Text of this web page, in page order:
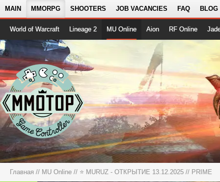
MAIN MMORPG SHOOTERS JOB VACANCIES FAQ BLOG
World of Warcraft Lineage 2 MU Online Aion RF Online
Главная // MU Online // ⭐ MURUZ - ОТКРЫТИЕ 13.12.2025 // PRIME